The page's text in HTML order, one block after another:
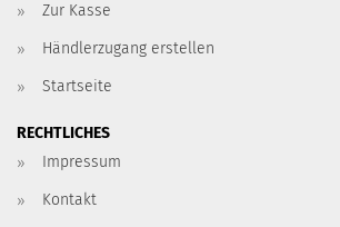
Zur Kasse
Händlerzugang erstellen
Startseite
RECHTLICHES
Impressum
Kontakt